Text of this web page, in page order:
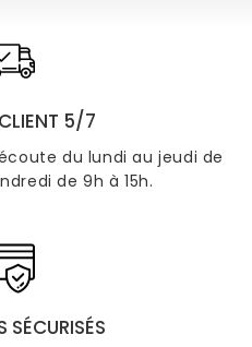
5/7
du lundi au jeudi de
de 9h à 15h.
SÉCURISÉS